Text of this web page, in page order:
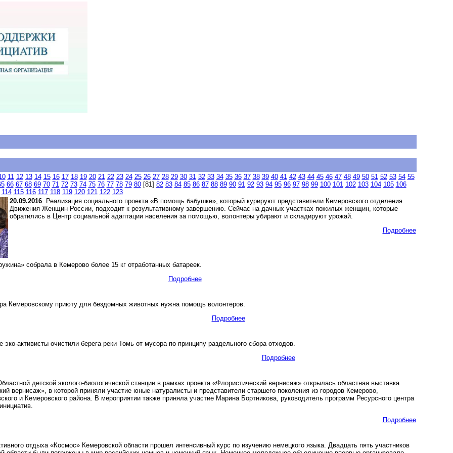
11 12 13 14 15 16 17 18 19 20 21 22 23 24 25 26 27 28 29 30 31 32 33 34 35 36 37 38 39 40 41 42 43 44 45 46 47 48 49 50 51 52 53 54 55
66 67 68 69 70 71 72 73 74 75 76 77 78 79 80[81] 82 83 84 85 86 87 88 89 90 91 92 93 94 95 96 97 98 99 100 101 102 103 104 105 106
114 115 116 117 118 119 120 121 122 123
20.09.2016Реализация социального проекта «В помощь бабушке», который курируют представители Кемеровского отделения
Движения Женщин России, подходит к результативному завершению. Сейчас на дачных участках пожилых женщин, которые
обратились в Центр социальной адаптации населения за помощью, волонтеры убирают и складируют урожай.
Подробнее
собрала в Кемерово более 15 кг отработанных батареек.
Подробнее
Кемеровскому приюту для бездомных животных нужна помощь волонтеров.
Подробнее
активисты очистили берега реки Томь от мусора по принципу раздельного сбора отходов.
Подробнее
детской эколого-биологической станции в рамках проекта «Флористический вернисаж» открылась областная выставка
вернисаж», в которой приняли участие юные натуралисты и представители старшего поколения из городов Кемерово,
и Кемеровского района. В мероприятии также приняла участие Марина Бортникова, руководитель программ Ресурсного центра
Подробнее
отдыха «Космос» Кемеровской области прошел интенсивный курс по изучению немецкого языка. Двадцать пять участников